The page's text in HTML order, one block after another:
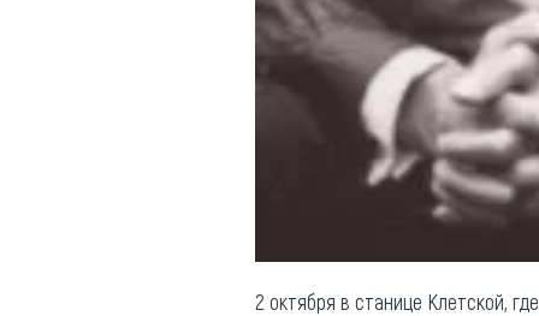
2 октября в станице Клетской, где